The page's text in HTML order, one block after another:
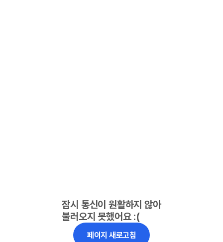
잠시 통신이 원활하지 않아
불러오지 못했어요 :(
페이지 새로고침